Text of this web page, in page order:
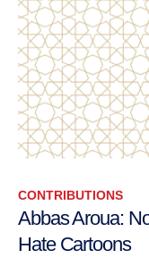
CONTRIBUTIONS
Abbas Aroua:
Hate Cartoons